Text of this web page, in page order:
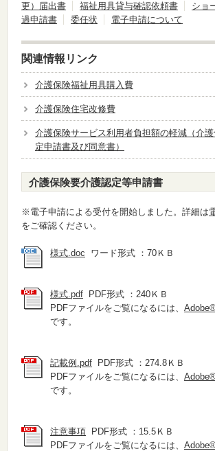
更）届出書
福祉用具貸与確認依頼書
ショ
過申請書
委任状 電子申請について
関連情報リンク
介護保険福祉用具購入費
介護保険住宅改修費
介護保険サービス利用者負担額の軽減（介
定申請書及び同意書）
介護保険要介護認定等申請書
※電子申請による受付を開始しました。詳細は
をご確認ください。
様式.doc ワード形式 ：70ＫＢ
様式.pdf PDF形式 ：240ＫＢ
PDFファイルをご覧になるには、
です。
記載例.pdf PDF形式 ：274.8ＫＢ
PDFファイルをご覧になるには、
です。
注意事項 PDF形式 ：15.5ＫＢ
PDFファイルをご覧になるには、